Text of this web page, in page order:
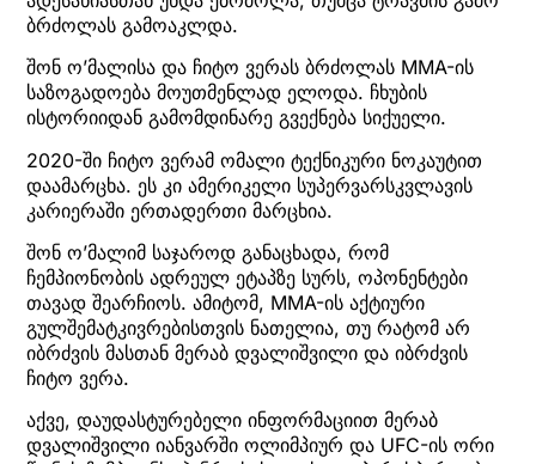
ბრძოლას გამოაკლდა.
შონ ო’მალისა და ჩიტო ვერას ბრძოლას MMA-ის
საზოგადოება მოუთმენლად ელოდა. ჩხუბის
ისტორიიდან გამომდინარე გვექნება სიქუელი.
2020-ში ჩიტო ვერამ ომალი ტექნიკური ნოკაუტით
დაამარცხა. ეს კი ამერიკელი სუპერვარსკვლავის
კარიერაში ერთადერთი მარცხია.
შონ ო’მალიმ საჯაროდ განაცხადა, რომ
ჩემპიონობის ადრეულ ეტაპზე სურს, ოპონენტები
თავად შეარჩიოს. ამიტომ, MMA-ის აქტიური
გულშემატკივრებისთვის ნათელია, თუ რატომ არ
იბრძვის მასთან მერაბ დვალიშვილი და იბრძვის
ჩიტო ვერა.
აქვე, დაუდასტურებელი ინფორმაციით მერაბ
დვალიშვილი იანვარში ოლიმპიურ და UFC-ის ორი